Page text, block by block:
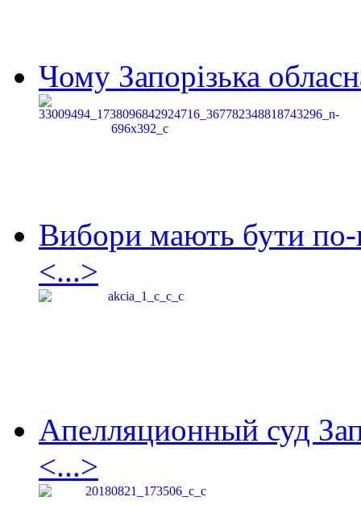
Чому Запорізька
Вибори мають бути по-
<...>
Апелляционный суд
<...>